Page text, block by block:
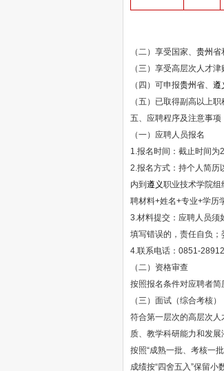
（二）享受国家、 贵州省
（三）享受高层次人才津
（四）可申报贵州省、 遵
（五）已取得副高以上
五、应聘程序及注意事项
（一）应聘人员报名
1.报名时间：截止时间为
2.报名方式：持个人简历
内到 遵义职业技术学院组
聘材料+姓名+专业+学历
3.材料提交：应聘人员须
填写错误的，责任自负
4.联系电话：0851-
（二）资格审查
按照报名条件对应聘者简
（三）面试（综合考核）
符合第一层次的高层次
质、教学科研能力和发展
按照“成熟一批、考核一
成绩按“四舍五入”保留